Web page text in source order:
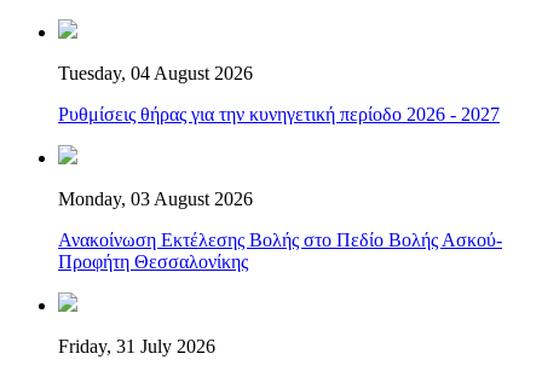
Tuesday, 04 August 2026
Ρυθμίσεις θήρας για την κυνηγετική περίοδο 2026 - 2027
Monday, 03 August 2026
Ανακοίνωση Εκτέλεσης Βολής στο Πεδίο Βολής Ασκού-
Προφήτη Θεσσαλονίκης
Friday, 31 July 2026